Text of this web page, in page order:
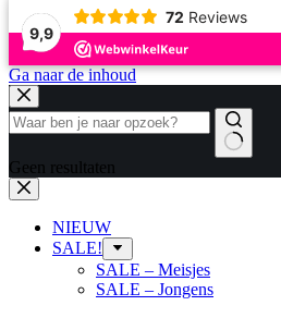
9,9
72 Reviews
Ga naar de inhoud
Geen resultaten
NIEUW
SALE!
SALE – Meisjes
SALE – Jongens